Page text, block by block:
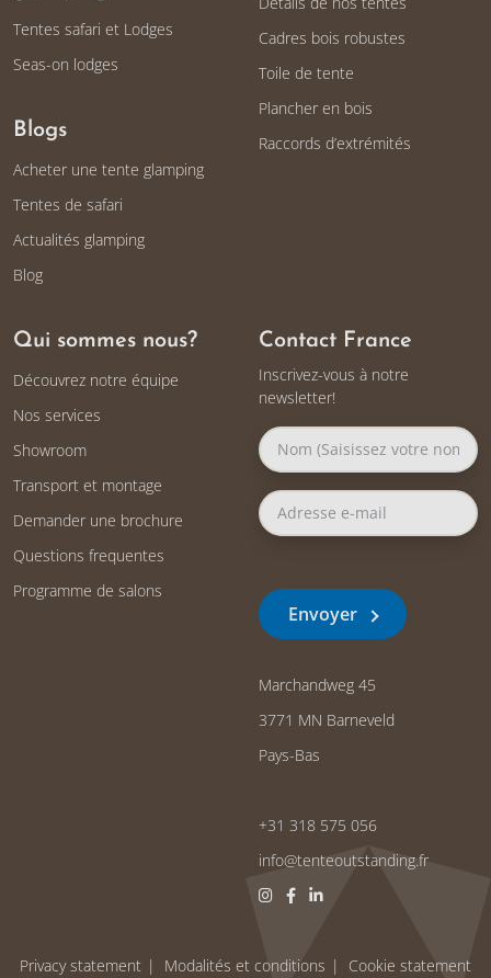
Tentes safari et Lodges
Seas-on lodges
Blogs
Acheter une tente glamping
Tentes de safari
Actualités glamping
Blog
Cadres bois robustes
Toile de tente
Plancher en bois
Raccords d’extrémités
Qui sommes nous?
Découvrez notre équipe
Nos services
Showroom
Transport et montage
Demander une brochure
Questions frequentes
Programme de salons
Contact France
Inscrivez-vous à notre
newsletter!
Envoyer
Marchandweg 45
3771 MN Barneveld
Pays-Bas
+31 318 575 056
info@tenteoutstanding.fr
Privacy statement Modalités et conditions Cookie statement